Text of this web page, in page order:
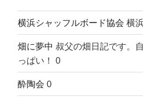
横浜シャッフルボード協会 横
畑に夢中 叔父の畑日記です。
っぱい！ 0
酔陶会 0